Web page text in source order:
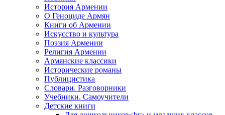
История Армении
О Геноциде Армян
Книги об Армении
Иcкусство и культура
Поэзия Армении
Религия Армении
Армянские классики
Исторические романы
Публицистика
Словари. Разговорники
Учебники. Самоучители
Детские книги